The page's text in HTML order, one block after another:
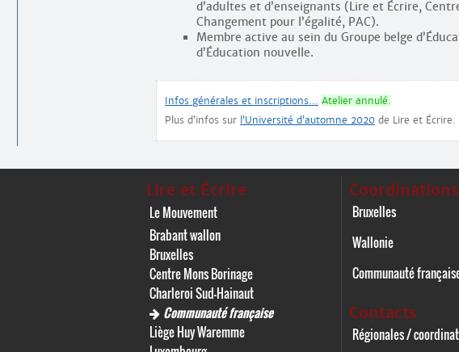
d’adultes et d’enseignants (Lire et Écrire,
Changement pour l’égalité, PAC).
Membre active au sein du Groupe belge
d’Éducation nouvelle.
Infos générales et inscriptions…
Atelier annulé.
Plus d’infos sur l’Université d’automne 2020 de Lire et Écrire.
Lire et Écrire
Le Mouvement
Brabant wallon
Bruxelles
Centre Mons Borinage
Charleroi Sud-Hainaut
Communauté française
Liège Huy Waremme
Coordinations
Bruxelles
Wallonie
Communauté
Contacts
Régionales /